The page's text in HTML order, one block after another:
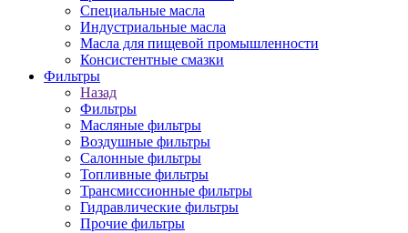
Специальные масла
Индустриальные масла
Масла для пищевой промышленности
Консистентные смазки
Фильтры
Назад
Фильтры
Масляные фильтры
Воздушные фильтры
Салонные фильтры
Топливные фильтры
Трансмиссионные фильтры
Гидравлические фильтры
Прочие фильтры